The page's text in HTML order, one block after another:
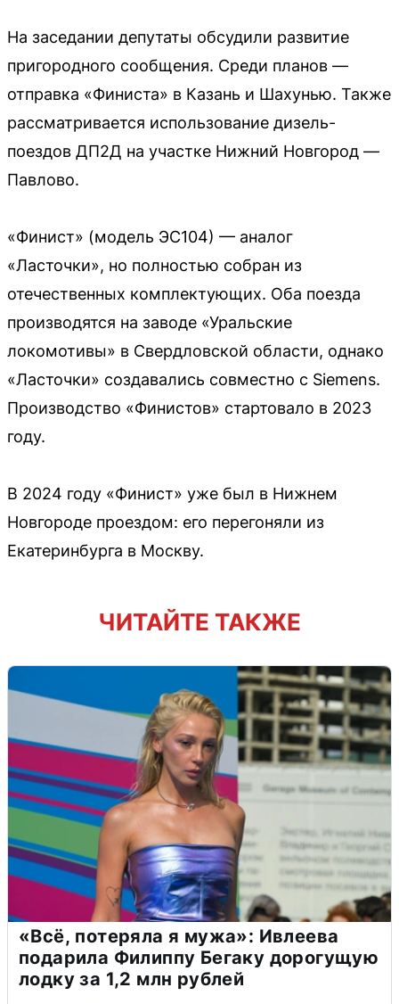
На заседании депутаты обсудили развитие
пригородного сообщения. Среди планов —
отправка «Финиста» в Казань и Шахунью. Также
рассматривается использование дизель-
поездов ДП2Д на участке Нижний Новгород —
Павлово.
«Финист» (модель ЭС104) — аналог
«Ласточки», но полностью собран из
отечественных комплектующих. Оба поезда
производятся на заводе «Уральские
локомотивы» в Свердловской области, однако
«Ласточки» создавались совместно с Siemens.
Производство «Финистов» стартовало в 2023
году.
В 2024 году «Финист» уже был в Нижнем
Новгороде проездом: его перегоняли из
Екатеринбурга в Москву.
ЧИТАЙТЕ ТАКЖЕ
«Всё, потеряла я мужа»: Ивлеева
подарила Филиппу Бегаку дорогущую
лодку за 1,2 млн рублей